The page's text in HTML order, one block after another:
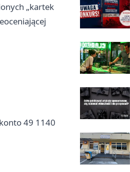
„kartek
49 1140